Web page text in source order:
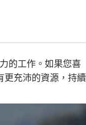
的工作。如果您喜
更充沛的資源，持續